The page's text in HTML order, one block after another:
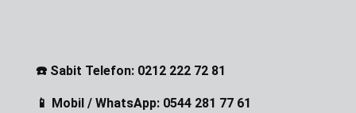
☎️ Sabit Telefon: 0212 222 72 81
📱 Mobil / WhatsApp: 0544 281 77 61